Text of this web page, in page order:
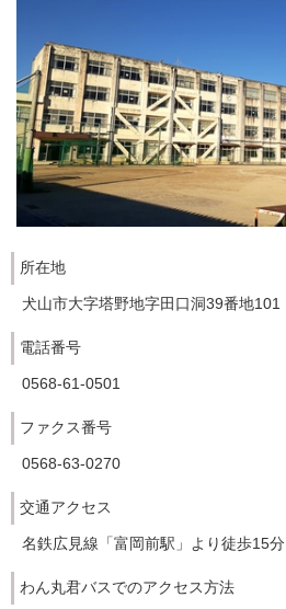
所在地
犬山市大字塔野地字田口洞39番地101
電話番号
0568-61-0501
ファクス番号
0568-63-0270
交通アクセス
名鉄広見線「富岡前駅」より徒歩15分
わん丸君バスでのアクセス方法